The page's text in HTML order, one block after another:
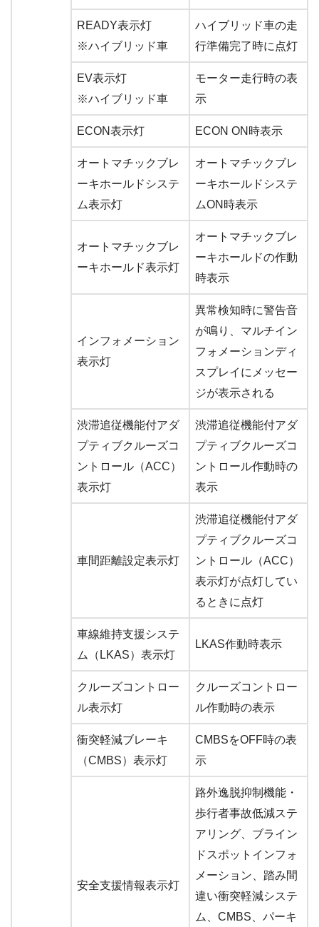
READY表示灯
※ハイブリッド車
ハイブリッド車の走
行準備完了時に点灯
EV表示灯
※ハイブリッド車
モーター走行時の表
示
ECON表示灯 ECON ON時表示
オートマチックブレ
ーキホールドシステ
ム表示灯
オートマチックブレ
ーキホールドシステ
ムON時表示
オートマチックブレ
ーキホールド表示灯
オートマチックブレ
ーキホールドの作動
時表示
インフォメーション
表示灯
異常検知時に警告音
が鳴り、マルチイン
フォメーションディ
スプレイにメッセー
ジが表示される
渋滞追従機能付アダ
プティブクルーズコ
ントロール（ACC）
表示灯
渋滞追従機能付アダ
プティブクルーズコ
ントロール作動時の
表示
車間距離設定表示灯
渋滞追従機能付アダ
プティブクルーズコ
ントロール（ACC）
表示灯が点灯してい
るときに点灯
車線維持支援システ
ム（LKAS）表示灯
LKAS作動時表示
クルーズコントロー
ル表示灯
クルーズコントロー
ル作動時の表示
衝突軽減ブレーキ
（CMBS）表示灯
CMBSをOFF時の表
示
安全支援情報表示灯
路外逸脱抑制機能・
歩行者事故低減ステ
アリング、ブライン
ドスポットインフォ
メーション、踏み間
違い衝突軽減システ
ム、CMBS、パーキ